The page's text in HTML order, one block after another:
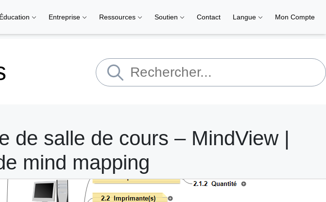
Éducation Entreprise Ressources Soutien Contact Langue Mon Compte
de salle de cours – MindView |
mind mapping